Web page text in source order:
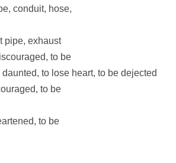
conduit, hose,
pipe, exhaust
to be
to lose heart, to be dejected
to be
to be